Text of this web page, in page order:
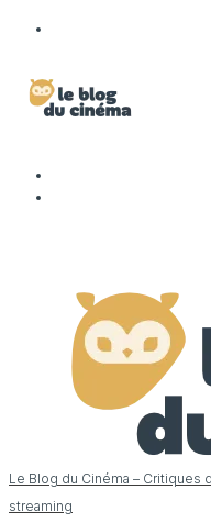
Le Blog du Cinéma – Critiques
streaming